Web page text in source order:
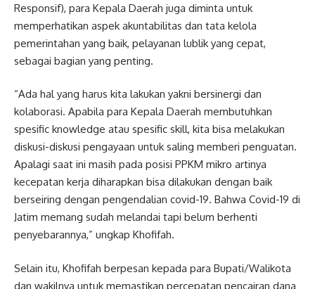
Responsif), para Kepala Daerah juga diminta untuk
memperhatikan aspek akuntabilitas dan tata kelola
pemerintahan yang baik, pelayanan lublik yang cepat,
sebagai bagian yang penting.
“Ada hal yang harus kita lakukan yakni bersinergi dan
kolaborasi. Apabila para Kepala Daerah membutuhkan
spesific knowledge atau spesific skill, kita bisa melakukan
diskusi-diskusi pengayaan untuk saling memberi penguatan.
Apalagi saat ini masih pada posisi PPKM mikro artinya
kecepatan kerja diharapkan bisa dilakukan dengan baik
berseiring dengan pengendalian covid-19. Bahwa Covid-19 di
Jatim memang sudah melandai tapi belum berhenti
penyebarannya,” ungkap Khofifah.
Selain itu, Khofifah berpesan kepada para Bupati/Walikota
dan wakilnya untuk memastikan percepatan pencairan dana